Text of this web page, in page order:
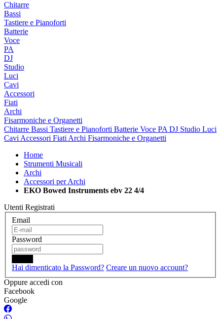
Chitarre
Bassi
Tastiere e Pianoforti
Batterie
Voce
PA
DJ
Studio
Luci
Cavi
Accessori
Fiati
Archi
Fisarmoniche e Organetti
Chitarre Bassi Tastiere e Pianoforti Batterie Voce PA DJ Studio Luci
Cavi Accessori Fiati Archi Fisarmoniche e Organetti
Home
Strumenti Musicali
Archi
Accessori per Archi
EKO Bowed Instruments ebv 22 4/4
Utenti Registrati
Email
Password
Hai dimenticato la Password? Creare un nuovo account?
Oppure accedi con
Facebook
Google